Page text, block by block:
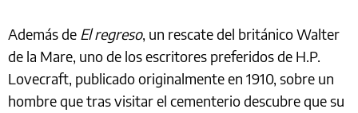
Además de El regreso, un rescate del británico Walter
de la Mare, uno de los escritores preferidos de H.P.
Lovecraft, publicado originalmente en 1910, sobre un
hombre que tras visitar el cementerio descubre que su